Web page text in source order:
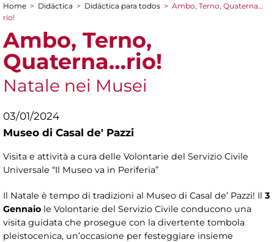
You are here
Home > Didáctica > Didáctica para todos > Ambo, Terno, Quaterna…
rio!
Ambo, Terno,
Quaterna…rio!
Natale nei Musei
03/01/2024
Museo di Casal de' Pazzi
Visita e attività a cura delle Volontarie del Servizio Civile
Universale “Il Museo va in Periferia”
Il Natale è tempo di tradizioni al Museo di Casal de’ Pazzi! Il 3
Gennaio le Volontarie del Servizio Civile conducono una
visita guidata che prosegue con la divertente tombola
pleistocenica, un’occasione per festeggiare insieme